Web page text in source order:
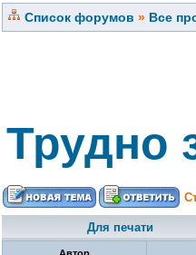
Список форумов » Все
Трудно
Для печати